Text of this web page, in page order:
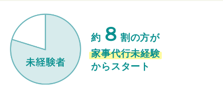
約 ８ 割の方が
家事代行未経験
からスタート